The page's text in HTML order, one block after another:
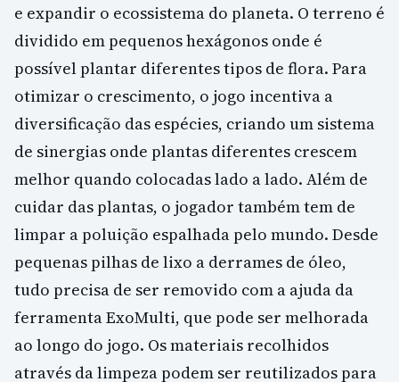
e expandir o ecossistema do planeta. O terreno é
dividido em pequenos hexágonos onde é
possível plantar diferentes tipos de flora. Para
otimizar o crescimento, o jogo incentiva a
diversificação das espécies, criando um sistema
de sinergias onde plantas diferentes crescem
melhor quando colocadas lado a lado. Além de
cuidar das plantas, o jogador também tem de
limpar a poluição espalhada pelo mundo. Desde
pequenas pilhas de lixo a derrames de óleo,
tudo precisa de ser removido com a ajuda da
ferramenta ExoMulti, que pode ser melhorada
ao longo do jogo. Os materiais recolhidos
através da limpeza podem ser reutilizados para